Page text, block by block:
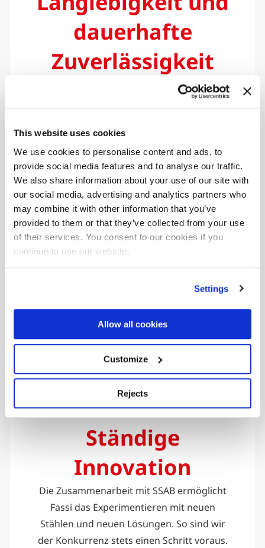
This website uses cookies
We use cookies to personalise content and ads, to
provide social media features and to analyse our traffic.
We also share information about your use of our site with
our social media, advertising and analytics partners who
may combine it with other information that you’ve
provided to them or that they’ve collected from your use
of their services. You consent to our cookies if you
continue to use our website.
Settings
Allow all cookies
Customize
Rejects
dauerhafte
Zuverlässigkeit
Widerstandsfähigkeit, Schweißfähigkeit
und Verschleißfestigkeit sind die Garanten
konstante Leistung.
Effizientes
Arbeiten
und Leistung führt zu geringerem
Kraftstoffverbrauch und mehr
Nachhaltigkeit bei der täglichen Arbeit mit
dem Kran.
Ständige
Innovation
Die Zusammenarbeit mit SSAB ermöglicht
Fassi das Experimentieren mit neuen
Stählen und neuen Lösungen. So sind wir
der Konkurrenz stets einen Schritt voraus.